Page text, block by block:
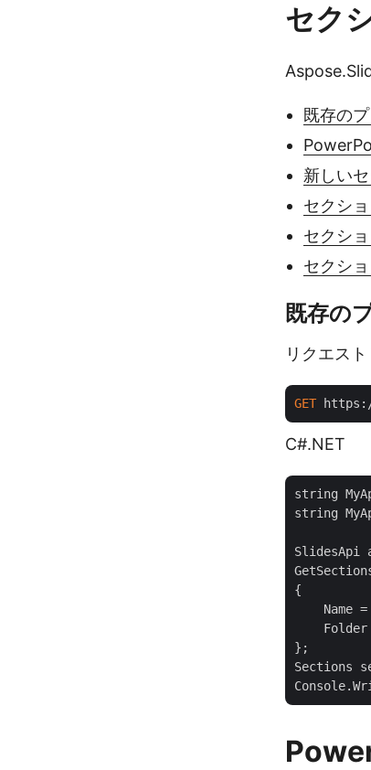
セク
既存の
新しい
セクシ
セクシ
セクシ
既存の
リクエス
GET
C#.NET
string
string
SlidesApi
{
    Name =
Folder
};
Sections